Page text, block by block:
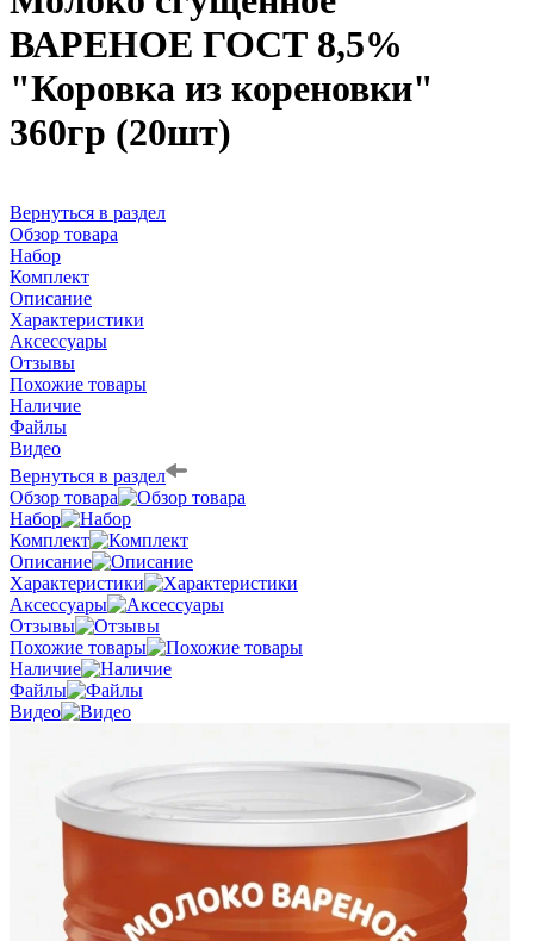
ВАРЕНОЕ ГОСТ 8,5%
"Коровка из кореновки"
360гр (20шт)
Вернуться в раздел
Обзор товара
Набор
Комплект
Описание
Характеристики
Аксессуары
Отзывы
Похожие товары
Наличие
Файлы
Видео
Вернуться в раздел
Обзор товара
Набор
Комплект
Описание
Характеристики
Аксессуары
Отзывы
Похожие товары
Наличие
Файлы
Видео